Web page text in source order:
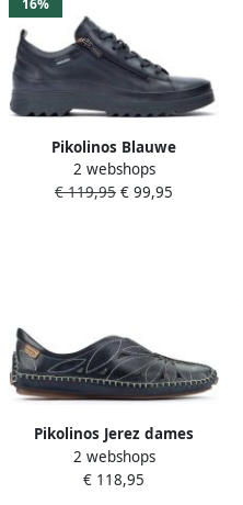
16%
Pikolinos Blauwe
Damessneaker Vigo Stijl
2 webshops
€ 119,95 € 99,95
Pikolinos Jerez dames
instapper blauw
2 webshops
€ 118,95